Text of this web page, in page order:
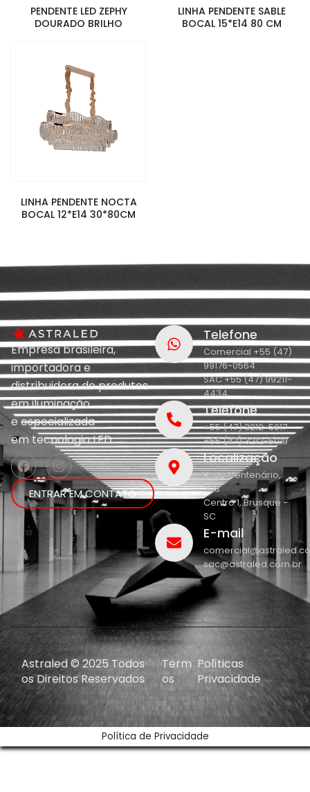
PENDENTE LED ZEPHY
DOURADO BRILHO
LINHA PENDENTE SABLE
BOCAL 15*E14 80 CM
LINHA PENDENTE NOCTA
BOCAL 12*E14 30*80CM
Empresa brasileira,
importadora e
distribuidora de produtos
em iluminação
eespecializada
emtecnologia LED.
ENTRAR EM CONTATO
Telefone
Comercial +55 (47)
99176-0564
SAC +55 (47) 99211-
4434
Telefone
+55 (47) 3212-5017
+55 (47) 3212-5019
Localização
R. do Centenário,
208
Centro 1, Brusque -
SC
E-mail
sac@astraled.com.br
Astraled © 2025 Todos
os Direitos Reservados
Term
os
Políticas
Privacidade
Política de Privacidade